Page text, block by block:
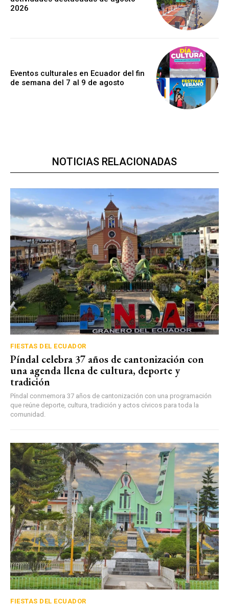
2026
Eventos culturales en Ecuador del fin
de semana del 7 al 9 de agosto
NOTICIAS RELACIONADAS
FIESTAS DEL ECUADOR
Píndal celebra 37 años de cantonización con
una agenda llena de cultura, deporte y
tradición
Píndal conmemora 37 años de cantonización con una programación
que reúne deporte, cultura, tradición y actos cívicos para toda la
comunidad.
FIESTAS DEL ECUADOR